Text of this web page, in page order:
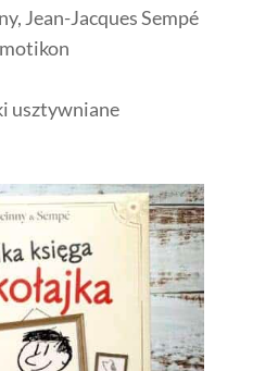
, Jean-Jacques Sempé
usztywniane